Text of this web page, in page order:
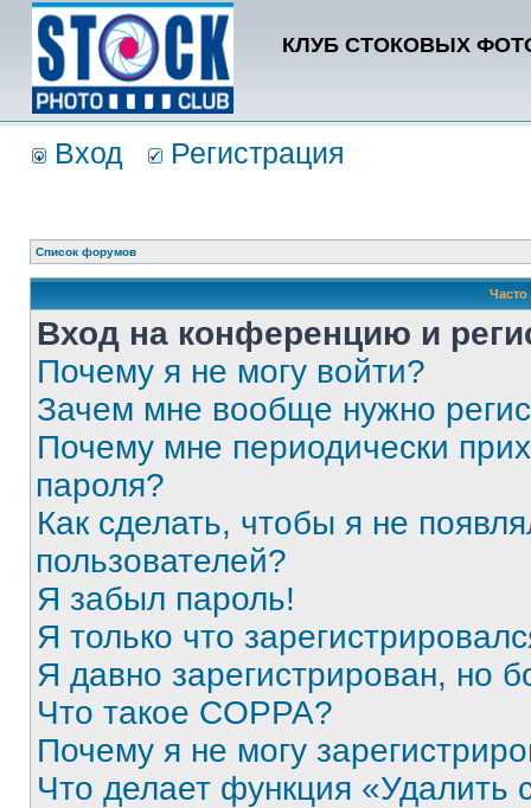
КЛУБ СТОКОВЫХ
Вход Регистрация
Список форумов
Вход на конференцию и
Почему я не могу войти?
Зачем мне вообще нужно
Почему мне периодически
пароля?
Как сделать, чтобы я не
пользователей?
Я забыл пароль!
Я только что
Я давно зарегистрирован, но
Что такое COPPA?
Почему я не могу
Что делает функция «Удалить